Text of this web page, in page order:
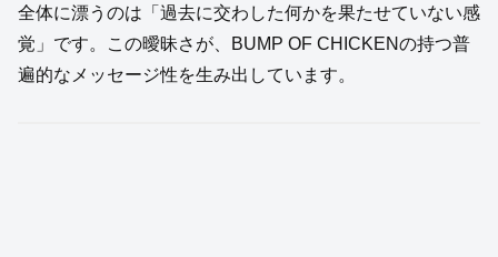
全体に漂うのは「過去に交わした何かを果たせていない感
覚」です。この曖昧さが、BUMP OF CHICKENの持つ普
遍的なメッセージ性を生み出しています。